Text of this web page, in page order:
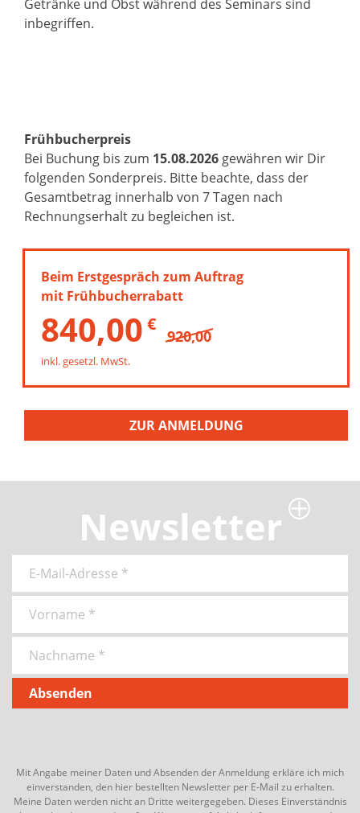
Getränke und Obst während des Seminars sind
inbegriffen.
Frühbucherpreis
Bei Buchung bis zum 15.08.2026 gewähren wir Dir
folgenden Sonderpreis. Bitte beachte, dass der
Gesamtbetrag innerhalb von 7 Tagen nach
Rechnungserhalt zu begleichen ist.
Beim Erstgespräch zum Auftrag
mit Frühbucherrabatt
840,00 920,00
inkl. gesetzl. MwSt.
ZUR ANMELDUNG
Newsletter
Mit Angabe meiner Daten und Absenden der Anmeldung erkläre ich mich
einverstanden, den hier bestellten Newsletter per E-Mail zu erhalten.
Meine Daten werden nicht an Dritte weitergegeben. Dieses Einverständnis